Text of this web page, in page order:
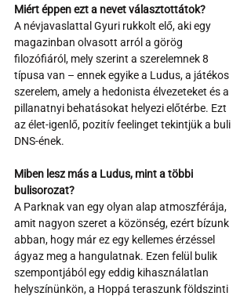
Miért éppen ezt a nevet választottátok?
A névjavaslattal Gyuri rukkolt elő, aki egy
magazinban olvasott arról a görög
filozófiáról, mely szerint a szerelemnek 8
típusa van – ennek egyike a Ludus, a játékos
szerelem, amely a hedonista élvezeteket és a
pillanatnyi behatásokat helyezi előtérbe. Ezt
az élet-igenlő, pozitív feelinget tekintjük a buli
DNS-ének.
Miben lesz más a Ludus, mint a többi
bulisorozat?
A Parknak van egy olyan alap atmoszférája,
amit nagyon szeret a közönség, ezért bízunk
abban, hogy már ez egy kellemes érzéssel
ágyaz meg a hangulatnak. Ezen felül bulik
szempontjából egy eddig kihasználatlan
helyszínünkön, a Hoppá teraszunk földszinti